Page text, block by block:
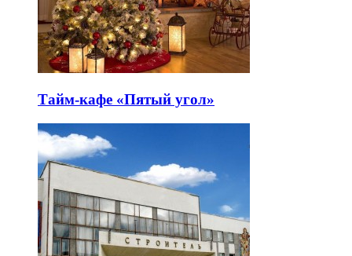
Тайм-кафе «Пятый угол»